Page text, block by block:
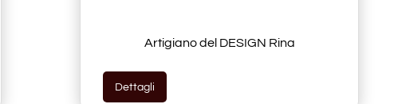
Artigiano del DESIGN Rina
Dettagli